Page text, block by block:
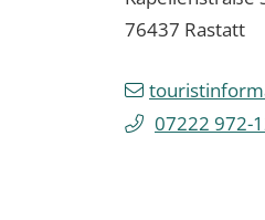
76437 Rastatt
07222 972-